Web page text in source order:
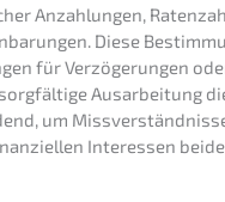
Anzah­lun­gen,
Diese
für Verzö­ge­run­gen
Ausar­bei­tung
um
Inter­es­sen